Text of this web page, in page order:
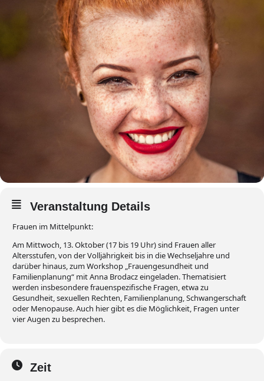
Veranstaltung Details
Frauen im Mittelpunkt:
Am Mittwoch, 13. Oktober (17 bis 19 Uhr) sind Frauen aller
Altersstufen, von der Volljährigkeit bis in die Wechseljahre und
darüber hinaus, zum Workshop „Frauengesundheit und
Familienplanung“ mit Anna Brodacz eingeladen. Thematisiert
werden insbesondere frauenspezifische Fragen, etwa zu
Gesundheit, sexuellen Rechten, Familienplanung, Schwangerschaft
oder Menopause. Auch hier gibt es die Möglichkeit, Fragen unter
vier Augen zu besprechen.
Zeit